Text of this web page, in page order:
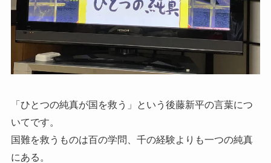
「ひとつの純真が国を救う」という後藤新平の言葉につ
いてです。
国難を救うものは百の学問、千の経験よりも一つの純真
にある。